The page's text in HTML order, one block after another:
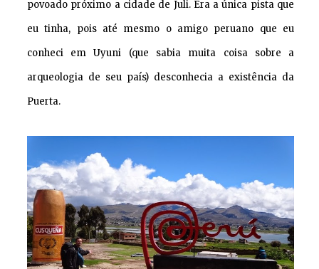
povoado próximo a cidade de Juli. Era a única pista que
eu tinha, pois até mesmo o amigo peruano que eu
conheci em Uyuni (que sabia muita coisa sobre a
arqueologia de seu país) desconhecia a existência da
Puerta.